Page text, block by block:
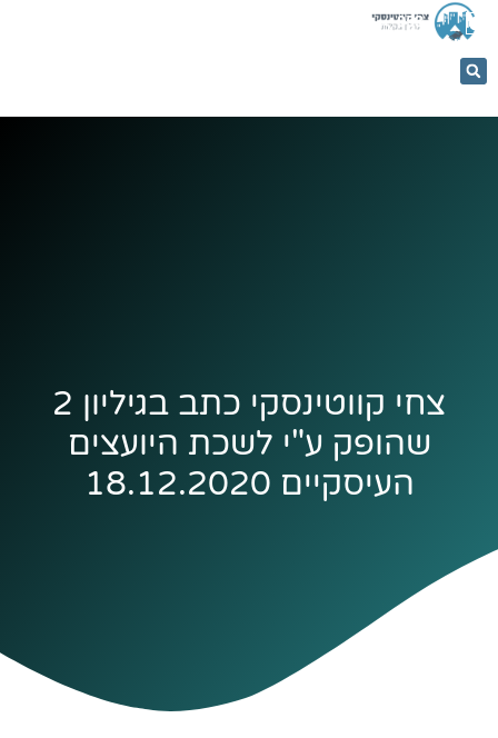
053-
5366884
צחי קווטינסקי כתב בגיליון 2
שהופק ע"י לשכת היועצים
העיסקיים 18.12.2020